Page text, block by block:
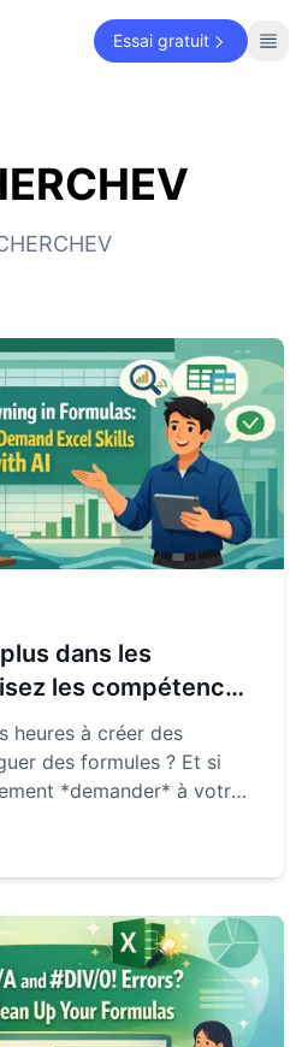
Essai gratuit
dans les
les compétences
avec l'IA
heures à créer des
des formules ? Et si
*demander* à votre
l'analyse de
des tâches complexes
conversations.